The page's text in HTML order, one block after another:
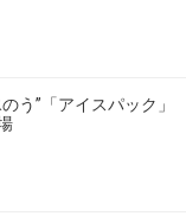
う”「アイスパック」